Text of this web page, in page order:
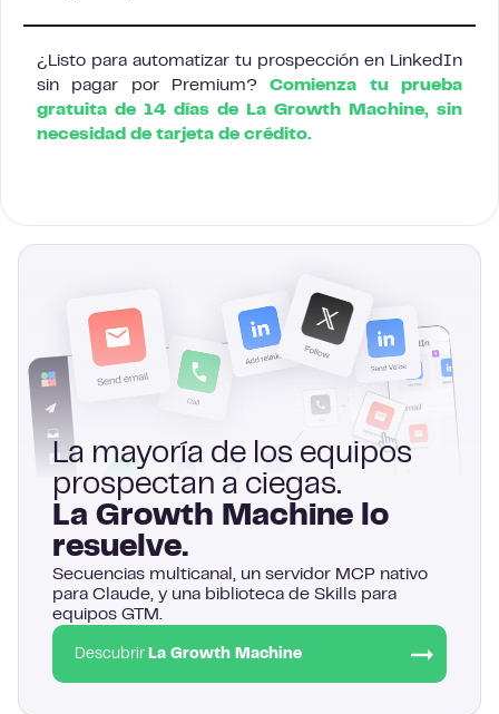
¿Listo para automatizar tu prospección en LinkedIn
sin pagar por Premium?Comienza tu prueba
gratuita de 14 días de La Growth Machine, sin
necesidad de tarjeta de crédito.
La mayoría de los equipos
prospectan a ciegas.
La Growth Machine lo
resuelve.
Secuencias multicanal, un servidor MCP nativo
para Claude, y una biblioteca de Skills para
equipos GTM.
Descubrir La Growth Machine